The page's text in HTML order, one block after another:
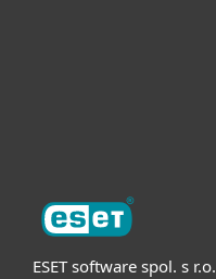
ESET software spol. s r.o.